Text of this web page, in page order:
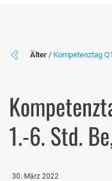
Älter / Kompetenztag
1.-6. Std.
30. März 2022